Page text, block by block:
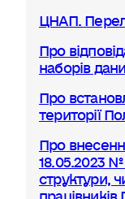
ЦНАП.
Про
наборів
Про
території
Про
18.05.2023
структури,